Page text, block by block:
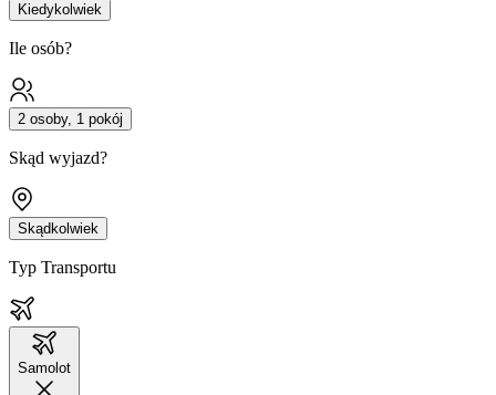
Kiedykolwiek
Ile osób?
2 osoby, 1 pokój
Skąd wyjazd?
Skądkolwiek
Typ Transportu
Samolot